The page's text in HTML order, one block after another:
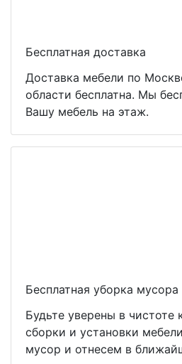
Бесплатная доставка
Доставка мебели по
области бесплатна. Мы
Вашу мебель на этаж.
Бесплатная уборка мусора
Будьте уверены в чистоте
сборки и установки
мусор и отнесем в